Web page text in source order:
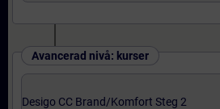
Avancerad nivå: kurser
Desigo CC Brand/Komfort Steg 2